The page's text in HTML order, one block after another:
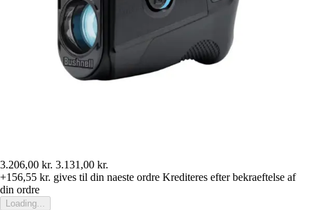
3.206,00 kr. 3.131,00 kr.
+156,55 kr. gives til din naeste ordre Krediteres efter bekraeftelse af
din ordre
Loading...